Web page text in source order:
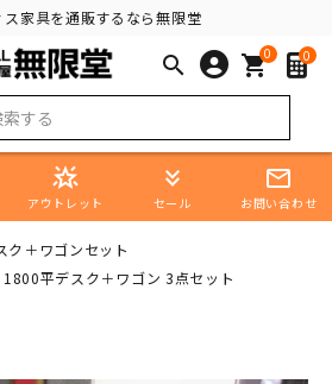
ス家具を通販するなら無限堂
search 0
shopping_cart 0
star_shine
アウトレット
keyboard_double_arrow_down
セール
mail_outline
お問い合わせ
ク＋ワゴンセット
平デスク＋ワゴン 3点セット